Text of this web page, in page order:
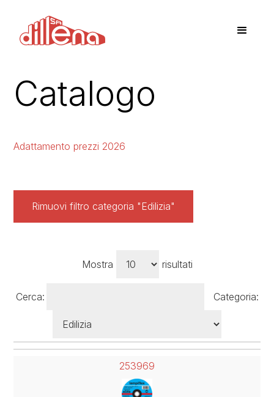
Catalogo
Adattamento prezzi 2026
Rimuovi filtro categoria "Edilizia"
Mostra risultati
Cerca: Categoria:
253969